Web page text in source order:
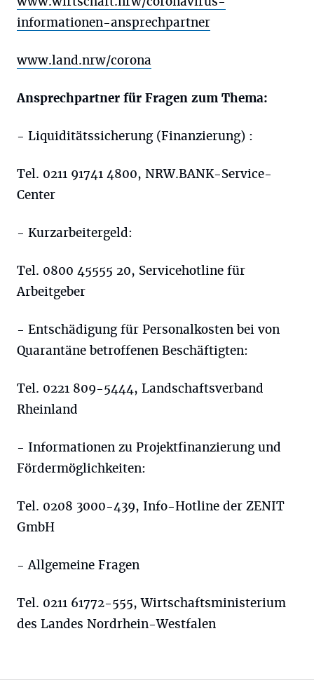
informationen-ansprechpartner
www.land.nrw/corona
Ansprechpartner für Fragen zum Thema:
- Liquiditätssicherung (Finanzierung) :
Tel. 0211 91741 4800, NRW.BANK-Service-
Center
- Kurzarbeitergeld:
Tel. 0800 45555 20, Servicehotline für
Arbeitgeber
- Entschädigung für Personalkosten bei von
Quarantäne betroffenen Beschäftigten:
Tel. 0221 809-5444, Landschaftsverband
Rheinland
- Informationen zu Projektfinanzierung und
Fördermöglichkeiten:
Tel. 0208 3000-439, Info-Hotline der ZENIT
GmbH
- Allgemeine Fragen
Tel. 0211 61772-555, Wirtschaftsministerium
des Landes Nordrhein-Westfalen